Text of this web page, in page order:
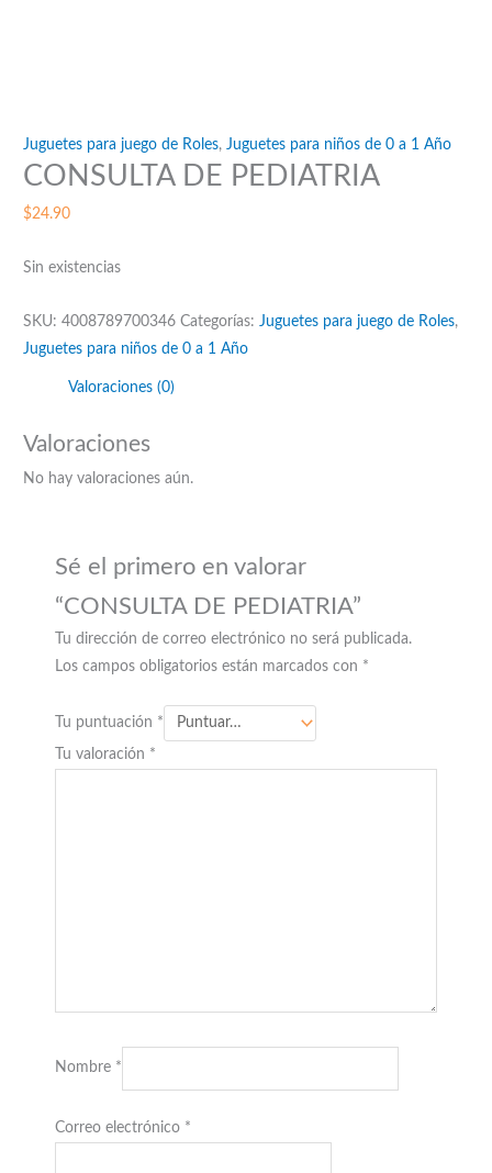
Juguetes para juego de Roles,Juguetes para niños de 0 a 1 Año
CONSULTA DE PEDIATRIA
$24.90
Sin existencias
SKU:4008789700346 Categorías: Juguetes para juego de Roles,
Juguetes para niños de 0 a 1 Año
Valoraciones (0)
Valoraciones
No hay valoraciones aún.
Sé el primero en valorar
“CONSULTA DE PEDIATRIA”
Tu dirección de correo electrónico no será publicada.
Los campos obligatorios están marcados con *
Tu puntuación *
Tu valoración *
Nombre *
Correo electrónico *